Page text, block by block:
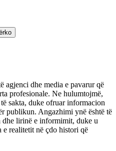
agjenci dhe media e pavarur që
profesionale. Ne hulumtojmë,
sakta, duke ofruar informacion
publikun. Angazhimi ynë është të
dhe lirinë e informimit, duke u
e realitetit në çdo histori që